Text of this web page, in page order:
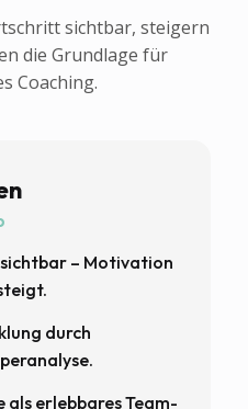
sichtbar, steigern
die Grundlage für
Coaching.
– Motivation
durch
erlebbares Team-